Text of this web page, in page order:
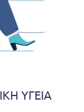
ΥΓΕΙΑ